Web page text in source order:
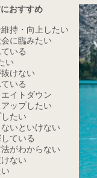
おすすめ
持・向上したい
に臨みたい
いる
い
けない
いる
イトダウン
ップしたい
たい
いといけない
ている
がわからない
ない